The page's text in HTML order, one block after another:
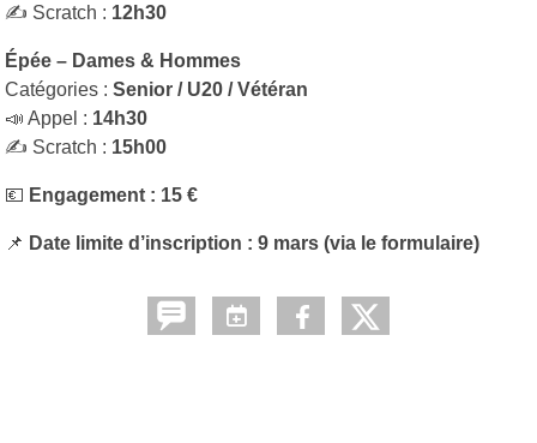
✍️ Scratch : 12h30
Épée – Dames & Hommes
Catégories : Senior / U20 / Vétéran
📣 Appel : 14h30
✍️ Scratch : 15h00
💶 Engagement : 15 €
📌 Date limite d’inscription : 9 mars (via le formulaire)